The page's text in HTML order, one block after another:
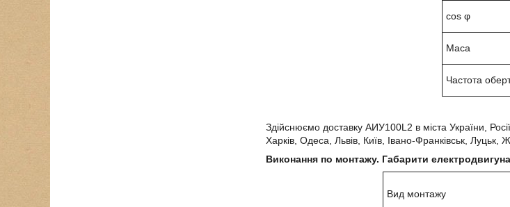
cos φ
Маса
Частота
Здійснюємо доставку АИУ100L2 в міста України,
Харків, Одеса, Львів, Київ, Івано-Франківськ, Луцьк,
Виконання по монтажу. Габарити
Вид монтажу